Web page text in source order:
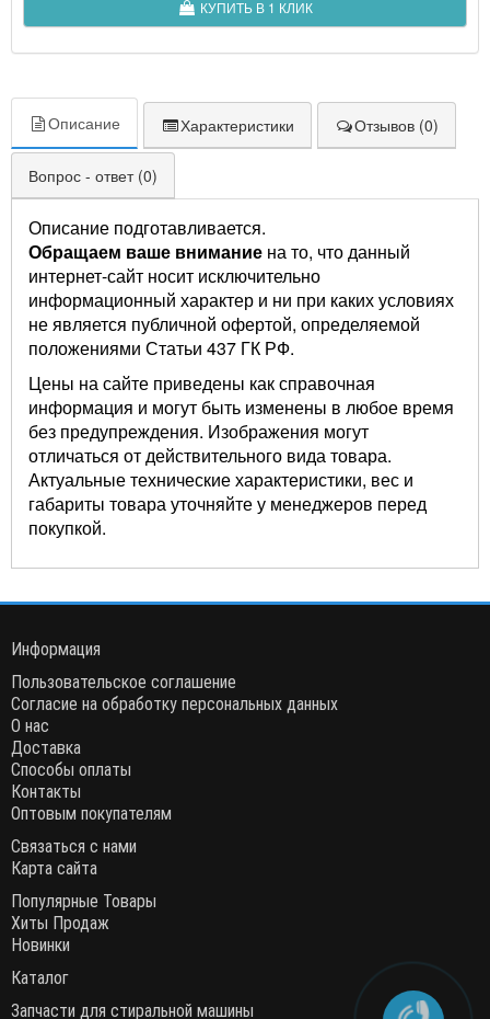
КУПИТЬ В 1 КЛИК
Описание Характеристики Отзывов (0)
Вопрос - ответ (0)
Описание подготавливается.
Обращаем ваше внимание на то, что данный
интернет-сайт носит исключительно
информационный характер и ни при каких условиях
не является публичной офертой, определяемой
положениями Статьи 437 ГК РФ.
Цены на сайте приведены как справочная
информация и могут быть изменены в любое время
без предупреждения. Изображения могут
отличаться от действительного вида товара.
Актуальные технические характеристики, вес и
габариты товара уточняйте у менеджеров перед
покупкой.
Информация
Пользовательское соглашение
Согласие на обработку персональных данных
О нас
Доставка
Способы оплаты
Контакты
Оптовым покупателям
Связаться с нами
Карта сайта
Популярные Товары
Хиты Продаж
Новинки
Каталог
Запчасти для стиральной машины